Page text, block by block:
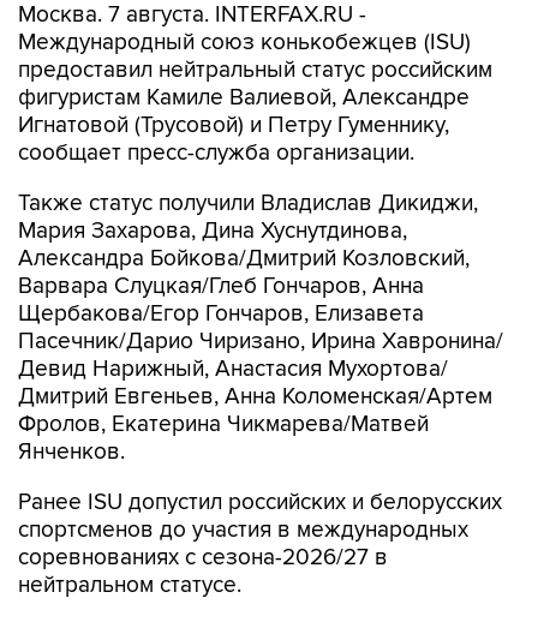
Москва. 7 августа. INTERFAX.RU -
Международный союз конькобежцев (ISU)
предоставил нейтральный статус российским
фигуристам Камиле Валиевой, Александре
Игнатовой (Трусовой) и Петру Гуменнику,
сообщает пресс-служба организации.
Также статус получили Владислав Дикиджи,
Мария Захарова, Дина Хуснутдинова,
Александра Бойкова/Дмитрий Козловский,
Варвара Слуцкая/Глеб Гончаров, Анна
Щербакова/Егор Гончаров, Елизавета
Пасечник/Дарио Чиризано, Ирина Хавронина/
Девид Нарижный, Анастасия Мухортова/
Дмитрий Евгеньев, Анна Коломенская/Артем
Фролов, Екатерина Чикмарева/Матвей
Янченков.
Ранее ISU допустил российских и белорусских
спортсменов до участия в международных
соревнованиях с сезона-2026/27 в
нейтральном статусе.